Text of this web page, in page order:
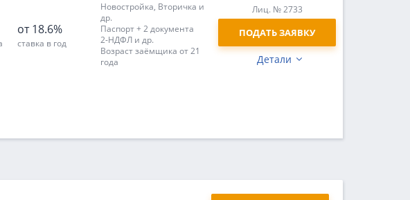
от 18.6%
ставка в год
Новостройка, Вторичка и
др.
Паспорт + 2 документа
2-НДФЛ и др.
Возраст заёмщика от 21
года
Детали
Лиц. № 2733
ПОДАТЬ ЗАЯВКУ